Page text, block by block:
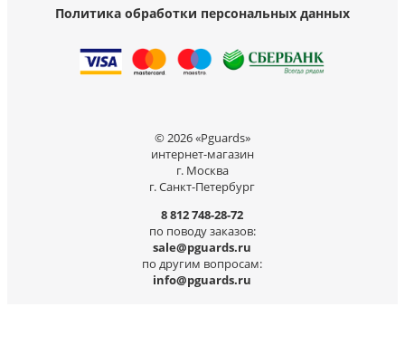
Политика обработки персональных данных
© 2026 «Pguards»
интернет-магазин
г. Москва
г. Санкт-Петербург
8 812 748-28-72
по поводу заказов:
sale@pguards.ru
по другим вопросам:
info@pguards.ru